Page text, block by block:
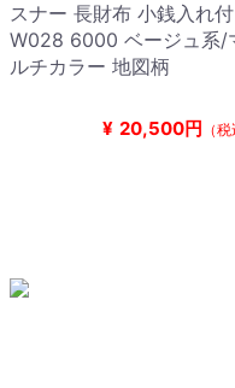
スナー 長財布 小銭入れ付
W028 6000 ベージュ系/
ルチカラー 地図柄
¥ 20,500円 （税